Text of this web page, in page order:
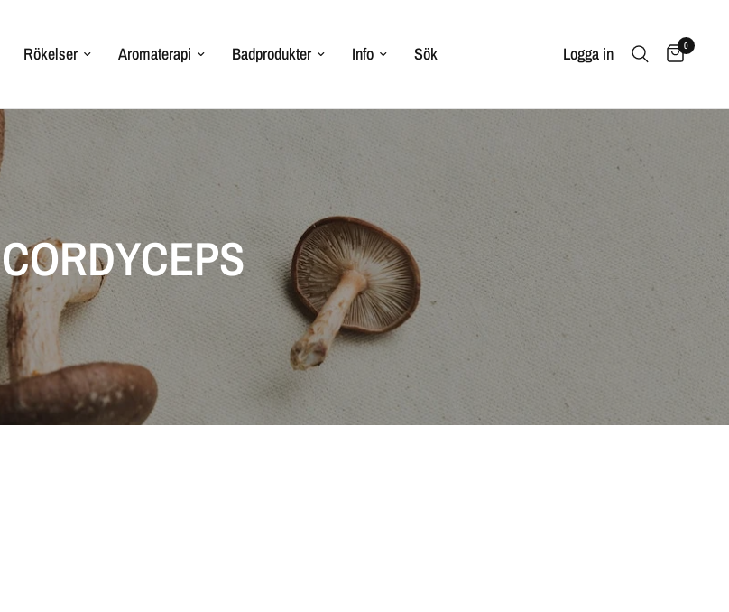
Rökelser Aromaterapi Badprodukter Info Sök Logga in 0
CORDYCEPS